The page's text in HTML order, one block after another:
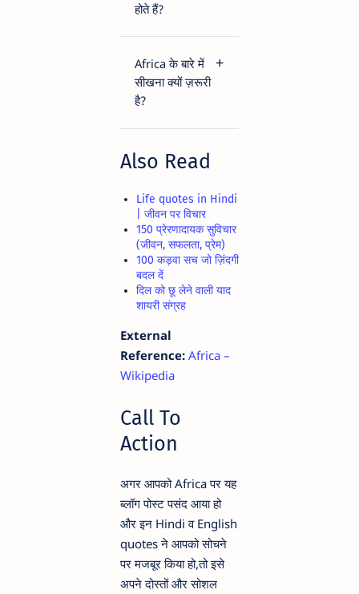
होते हैं?
Africa के बारे में
सीखना क्यों ज़रूरी
है?
Also Read
Life quotes in Hindi
| जीवन पर विचार
150 प्रेरणादायक सुविचार
(जीवन, सफलता, प्रेम)
100 कड़वा सच जो ज़िंदगी
बदल दें
दिल को छू लेने वाली याद
शायरी संग्रह
External
Reference: Africa –
Wikipedia
Call To
Action
अगर आपको Africa पर यह
ब्लॉग पोस्ट पसंद आया हो
और इन Hindi व English
quotes ने आपको सोचने
पर मजबूर किया हो,तो इसे
अपने दोस्तों और सोशल